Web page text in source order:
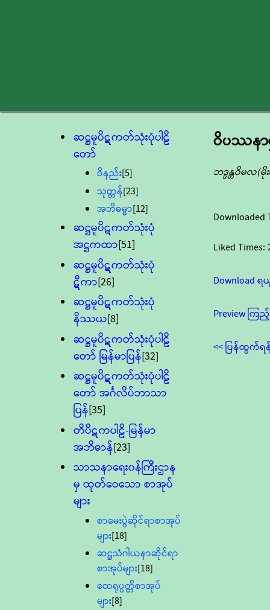
ဆဋ္ဌမူပိဋကတ်သုံးပုံပါဠိ
တော်
ဝိနည်း[5]
သုတ္တန်[23]
အဘိဓမ္မာ[12]
ဆဋ္ဌမူပိဋကတ်သုံးပုံ
အဋ္ဌကထာ[51]
ဆဋ္ဌမူပိဋကတ်သုံးပုံ
ဋီကာ[26]
ဆဋ္ဌမူပိဋကတ်သုံးပုံ
နိဿယ[8]
ဆဋ္ဌမူပိဋကတ်သုံးပုံပါဠိ
တော် မြန်မာပြန်[32]
ဆဋ္ဌမူပိဋကတ်သုံးပုံပါဠိ
တော် အင်္ဂလိပ်ဘာသာ
ပြန်[35]
တိပိဋကပါဠိ-မြန်မာ
အဘိဓာန်[23]
သာသနာရေး၀န်ကြီးဌာန
မှ ထုတ်ဝေသော စာအုပ်
များ
စာမေးပွဲဆိုင်ရာစာအုပ်
များ[18]
ဆဋ္ဌသံဂါယနာဆိုင်ရာ
စာအုပ်များ[18]
ထေရုပ္ပတ္တိစာအုပ်
များ[8]
ဝိပဿနာ
ဘဒ္ဒန္တဝိမလ
Downloaded
Liked Times:
Download
Preview ကြ
<< ပြန်ထွက်ရ